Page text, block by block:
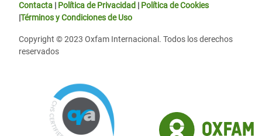
Contacta | Política de Privacidad | Política de Cookies
|Términos y Condiciones de Uso
Copyright © 2023 Oxfam Internacional. Todos los derechos
reservados